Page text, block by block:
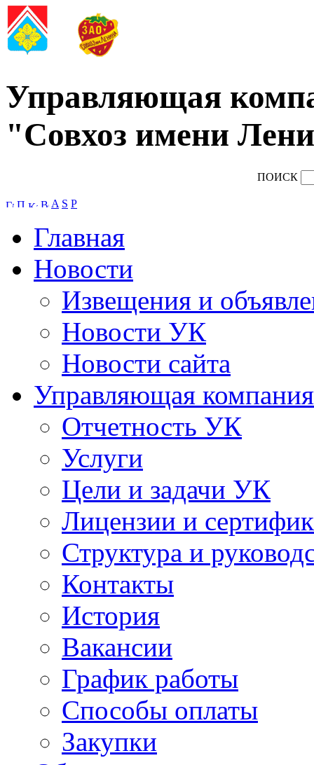
Управляющая
"Совхоз имени
ПОИСК
A S P
Главная
Новости
Извещения и
Новости УК
Новости сайта
Управляющая компания
Отчетность УК
Услуги
Цели и задачи УК
Лицензии и
Структура и
Контакты
История
Вакансии
График работы
Способы оплаты
Закупки